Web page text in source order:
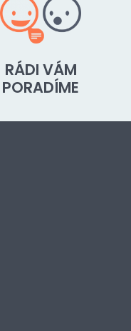
RÁDI VÁM
PORADÍME